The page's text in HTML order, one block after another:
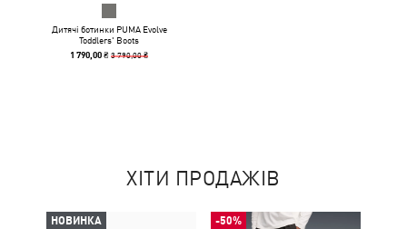
Дитячі ботинки PUMA Evolve
Toddlers' Boots
1 790,00 ₴3 790,00 ₴
ХІТИ ПРОДАЖІВ
НОВИНКА -50%